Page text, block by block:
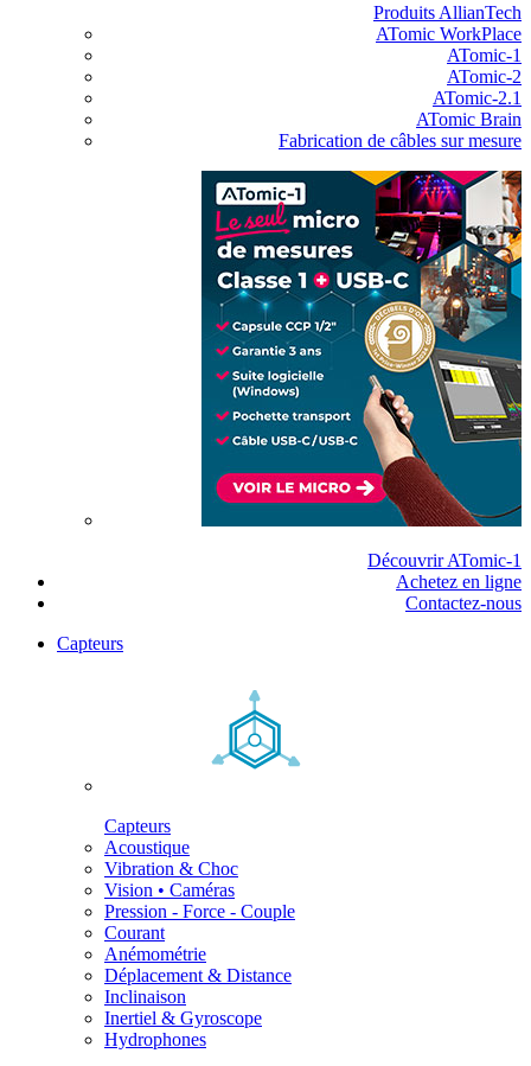
Produits AllianTech
ATomic WorkPlace
ATomic-1
ATomic-2
ATomic-2.1
ATomic Brain
Fabrication de câbles sur mesure
Découvrir ATomic-1
Achetez en ligne
Contactez-nous
Capteurs
Capteurs
Acoustique
Vibration & Choc
Vision • Caméras
Pression - Force - Couple
Courant
Anémométrie
Déplacement & Distance
Inclinaison
Inertiel & Gyroscope
Hydrophones